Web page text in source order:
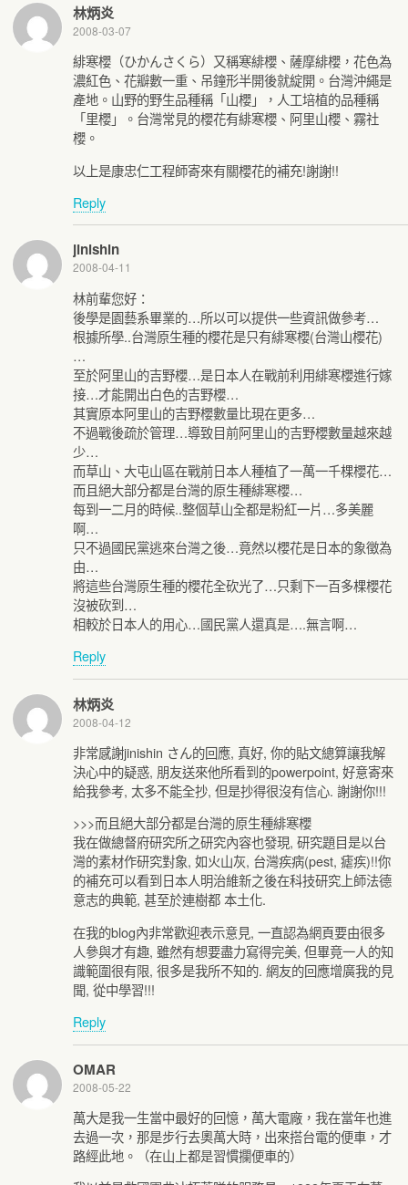
林炳炎
2008-03-07
緋寒櫻（ひかんさくら）又稱寒緋櫻、薩摩緋櫻，花色為
濃紅色、花瓣數一重、吊鐘形半開後就綻開。台灣沖繩是
產地。山野的野生品種稱「山櫻」，人工培植的品種稱
「里櫻」。台灣常見的櫻花有緋寒櫻、阿里山櫻、霧社
櫻。
以上是康忠仁工程師寄來有關櫻花的補充!謝謝!!
Reply
jinishin
2008-04-11
林前輩您好：
後學是園藝系畢業的…所以可以提供一些資訊做參考…
根據所學..台灣原生種的櫻花是只有緋寒櫻(台灣山櫻花)
…
至於阿里山的吉野櫻…是日本人在戰前利用緋寒櫻進行嫁
接…才能開出白色的吉野櫻…
其實原本阿里山的吉野櫻數量比現在更多…
不過戰後疏於管理…導致目前阿里山的吉野櫻數量越來越
少…
而草山、大屯山區在戰前日本人種植了一萬一千棵櫻花…
而且絕大部分都是台灣的原生種緋寒櫻…
每到一二月的時候..整個草山全都是粉紅一片…多美麗
啊…
只不過國民黨逃來台灣之後…竟然以櫻花是日本的象徵為
由…
將這些台灣原生種的櫻花全砍光了…只剩下一百多棵櫻花
沒被砍到…
相較於日本人的用心…國民黨人還真是….無言啊…
Reply
林炳炎
2008-04-12
非常感謝jinishin さん的回應, 真好, 你的貼文總算讓我解
決心中的疑惑, 朋友送來他所看到的powerpoint, 好意寄來
給我參考, 太多不能全抄, 但是抄得很沒有信心. 謝謝你!!!
>>>而且絕大部分都是台灣的原生種緋寒櫻
我在做總督府研究所之研究內容也發現, 研究題目是以台
灣的素材作研究對象, 如火山灰, 台灣疾病(pest, 瘧疾)!!你
的補充可以看到日本人明治維新之後在科技研究上師法德
意志的典範, 甚至於連樹都 本土化.
在我的blog內非常歡迎表示意見, 一直認為網頁要由很多
人參與才有趣, 雖然有想要盡力寫得完美, 但畢竟一人的知
識範圍很有限, 很多是我所不知的. 網友的回應增廣我的見
聞, 從中學習!!!
Reply
OMAR
2008-05-22
萬大是我一生當中最好的回憶，萬大電廠，我在當年也進
去過一次，那是步行去奧萬大時，出來搭台電的便車，才
路經此地。（在山上都是習慣攔便車的）